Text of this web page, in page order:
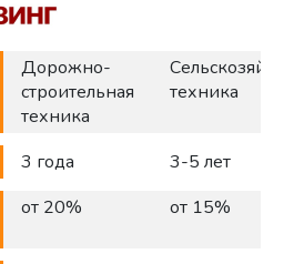
Дорожно-
строительная
техника
техника
3 года
3-5 лет
от 20% от 15%